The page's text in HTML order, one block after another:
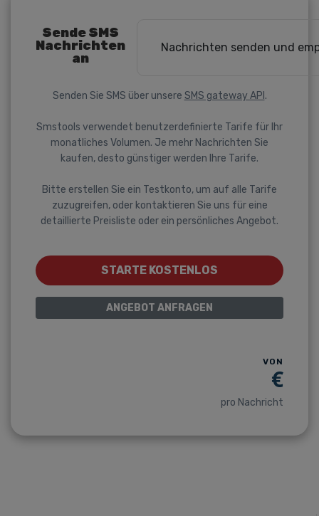
Sende SMS
Nachrichten
an
Nachrichten senden und
Senden Sie SMS über unsere SMS gateway API .
Smstools verwendet benutzerdefinierte Tarife für Ihr
monatliches Volumen. Je mehr Nachrichten Sie
kaufen, desto günstiger werden Ihre Tarife.
Bitte erstellen Sie ein Testkonto, um auf alle Tarife
zuzugreifen, oder kontaktieren Sie uns für eine
detaillierte Preisliste oder ein persönliches Angebot.
STARTE KOSTENLOS
ANGEBOT ANFRAGEN
VON
€
pro Nachricht